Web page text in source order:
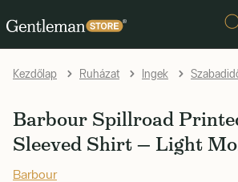
Kezdőlap Ruházat Ingek
Barbour Spillroad
Sleeved Shirt — Light
Barbour